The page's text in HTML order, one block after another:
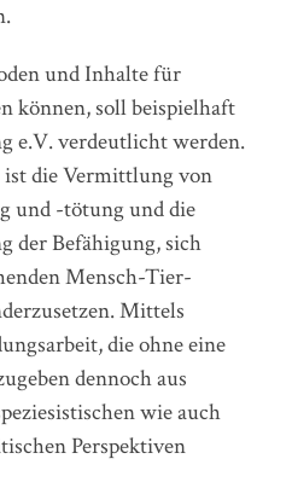
und Inhalte für
können, soll beispielhaft
e.V. verdeutlicht werden.
ist die Vermittlung von
und -tötung und die
der Befähigung, sich
Mensch-Tier-
Mittels
die ohne eine
dennoch aus
wie auch
Perspektiven